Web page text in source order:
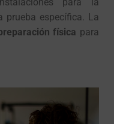
prueba específica. La
física para